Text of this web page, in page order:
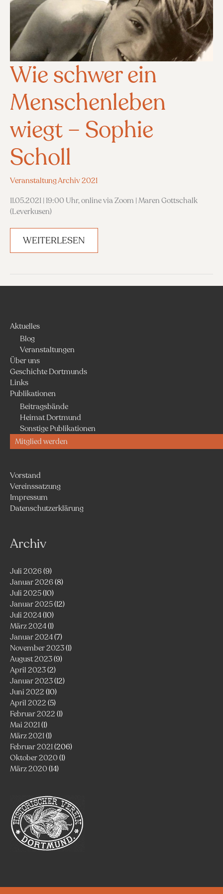
Wie schwer ein
Menschenleben
wiegt – Sophie
Scholl
Veranstaltung Archiv 2021
11.05.2021 | 19:00 Uhr, online via Zoom | Maren Gottschalk
(Leverkusen)
WIE
WIEGT
–
WEITERLESEN
Aktuelles
Blog
Veranstaltungen
Über uns
Geschichte Dortmunds
Links
Publikationen
Beitragsbände
Heimat Dortmund
Sonstige Publikationen
Mitglied werden
Vorstand
Vereinssatzung
Impressum
Datenschutzerklärung
Archiv
Juli 2026(9)
Januar 2026(8)
Juli 2025(10)
Januar 2025(12)
Juli 2024(10)
März 2024(1)
Januar 2024(7)
November 2023(1)
August 2023(9)
April 2023(2)
Januar 2023(12)
Juni 2022 (10)
April 2022 (5)
Februar 2022 (1)
Mai 2021(1)
März 2021(1)
Februar 2021(206)
Oktober 2020(1)
März 2020(14)